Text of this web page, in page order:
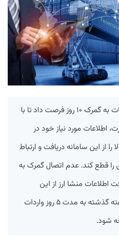
شورای اجرایی فناوری اطلاعات به گمرک ۱۰ روز فرصت داد تا با
اطلاعات مورد نیاز خود در
از این سامانه دریافت و ارتباط
را قطع کند. عدم اتصال گمرک به
اطلاعات منشا ارز از این
سامانه موجب شد تا در هفته گذشته به مدت ۵ روز واردات
شود.